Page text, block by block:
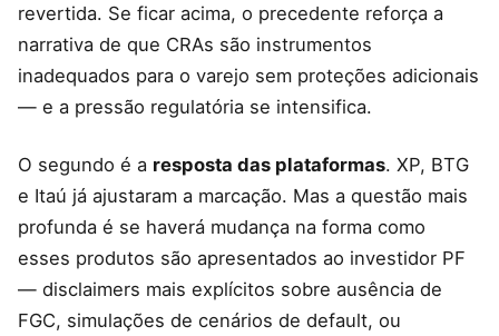
revertida. Se ficar acima, o precedente reforça a
narrativa de que CRAs são instrumentos
inadequados para o varejo sem proteções adicionais
— e a pressão regulatória se intensifica.
O segundo é a resposta das plataformas. XP, BTG
e Itaú já ajustaram a marcação. Mas a questão mais
profunda é se haverá mudança na forma como
esses produtos são apresentados ao investidor PF
— disclaimers mais explícitos sobre ausência de
FGC, simulações de cenários de default, ou